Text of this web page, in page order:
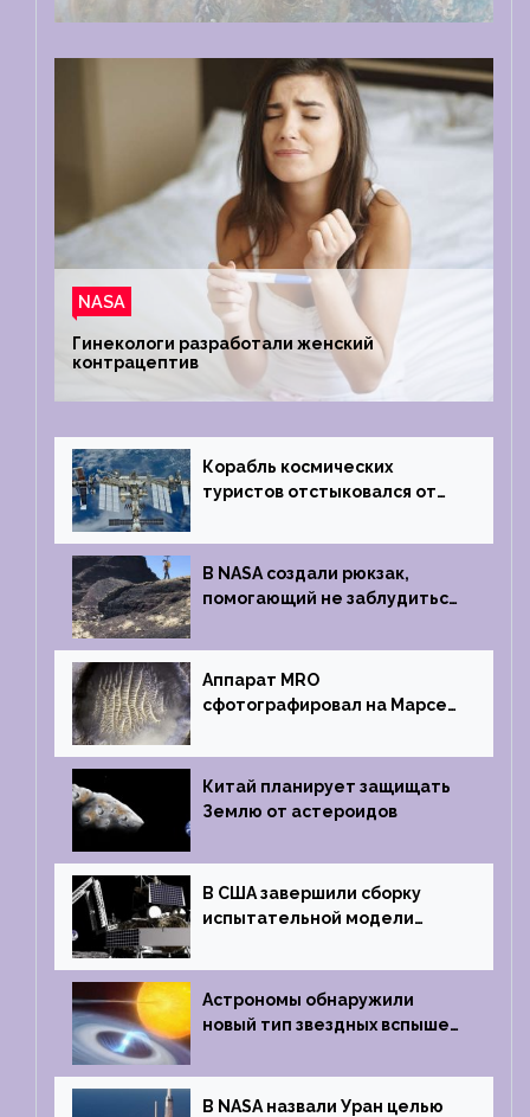
NASA
Гинекологи разработали женский
контрацептив
Корабль космических
туристов отстыковался от
на Землю
В NASA создали рюкзак,
помогающий не заблудиться
Аппарат MRO
сфотографировал на Марсе
на отпечаток пальца
Китай планирует защищать
Землю от астероидов
В США завершили сборку
испытательной модели
Griffin
Астрономы обнаружили
новый тип звездных вспышек
В NASA назвали Уран целью